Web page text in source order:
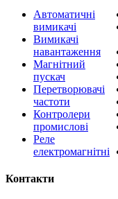
Автоматичні
вимикачі
Вимикачі
навантаження
Магнітний
пускач
Перетворювачі
частоти
Контролери
промислові
Реле
електромагнітні
Контакти